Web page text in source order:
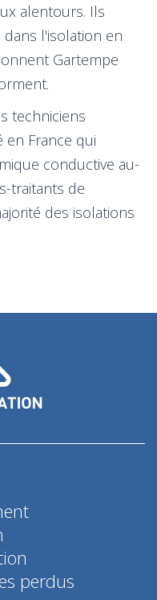
alentours. Ils
l'isolation en
Gartempe
techniciens
France qui
conductive au-
traitants de
des isolations
perdus